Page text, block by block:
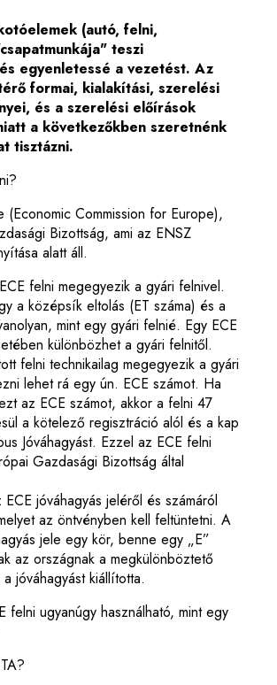
(autó, felni,
teszi
egyenletessé a vezetést. Az
formai, kialakítási, szerelési
és a szerelési előírások
a következőkben szeretnénk
tisztázni.
(Economic Commission for Europe),
Bizottság, ami az ENSZ
alatt áll.
felni megegyezik a gyári felnivel.
a középsík eltolás (ET száma) és a
mint egy gyári felnié. Egy ECE
különbözhet a gyári felnitől.
felni technikailag megegyezik a gyári
lehet rá egy ún. ECE számot. Ha
az ECE számot, akkor a felni 47
a kötelező regisztráció alól és a kap
Jóváhagyást. Ezzel az ECE felni
Gazdasági Bizottság által
jóváhagyás jeléről és számáról
az öntvényben kell feltüntetni. A
jele egy kör, benne egy „E”
az országnak a megkülönböztető
jóváhagyást kiállította.
felni ugyanúgy használható, mint egy